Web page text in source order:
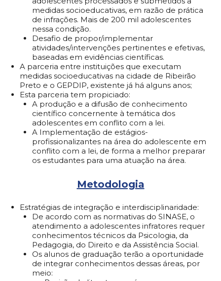
medidas socioeducativas, em razão de prática
de infrações. Mais de 200 mil adolescentes
nessa condição.
Desafio de propor/implementar
atividades/intervenções pertinentes e efetivas,
baseadas em evidências científicas.
A parceria entre instituições que executam
medidas socioeducativas na cidade de Ribeirão
Preto e o GEPDIP, existente já há alguns anos;
Esta parceria tem propiciado:
A produção e a difusão de conhecimento
científico concernente à temática dos
adolescentes em conflito com a lei.
A Implementação de estágios-
profissionalizantes na área do adolescente em
conflito com a lei, de forma a melhor preparar
os estudantes para uma atuação na área.
Metodologia
Estratégias de integração e interdisciplinaridade:
De acordo com as normativas do SINASE, o
atendimento a adolescentes infratores requer
conhecimentos técnicos da Psicologia, da
Pedagogia, do Direito e da Assistência Social.
Os alunos de graduação terão a oportunidade
de integrar conhecimentos dessas áreas, por
meio: